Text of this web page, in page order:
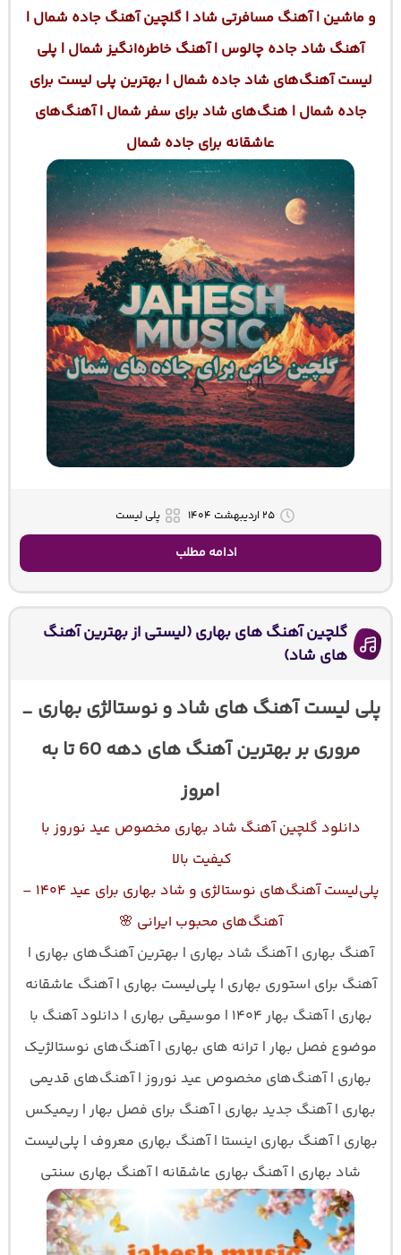
و ماشین | آهنگ مسافرتی شاد | گلچین آهنگ جاده شمال |
آهنگ شاد جاده چالوس | آهنگ خاطره‌انگیز شمال | پلی
لیست آهنگ‌های شاد جاده شمال | بهترین پلی لیست برای
جاده شمال | هنگ‌های شاد برای سفر شمال | آهنگ‌های
عاشقانه برای جاده شمال
۲۵ اردیبهشت ۱۴۰۴ پلی لیست
ادامه مطلب
گلچین آهنگ های بهاری (لیستی از بهترین آهنگ
های شاد)
پلی لیست آهنگ های شاد و نوستالژی بهاری _
مروری بر بهترین آهنگ های دهه 60 تا به
امروز
دانلود گلچین آهنگ شاد بهاری مخصوص عید نوروز با
کیفیت بالا
پلی‌لیست آهنگ‌های نوستالژی و شاد بهاری برای عید ۱۴۰۴ –
آهنگ‌های محبوب ایرانی 🌸
آهنگ بهاری | آهنگ شاد بهاری | بهترین آهنگ‌های بهاری |
آهنگ برای استوری بهاری | پلی‌لیست بهاری | آهنگ عاشقانه
بهاری | آهنگ بهار ۱۴۰۴ | موسیقی بهاری | دانلود آهنگ با
موضوع فصل بهار | ترانه های بهاری | آهنگ‌های نوستالژیک
بهاری | آهنگ‌های مخصوص عید نوروز | آهنگ‌های قدیمی
بهاری | آهنگ جدید بهاری | آهنگ برای فصل بهار | ریمیکس
بهاری | آهنگ بهاری اینستا | آهنگ بهاری معروف | پلی‌لیست
شاد بهاری | آهنگ بهاری عاشقانه | آهنگ بهاری سنتی